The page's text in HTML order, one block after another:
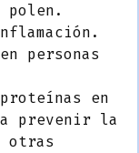
polen.
personas
en
prevenir la
otras